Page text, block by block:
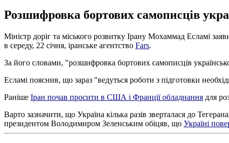
Розшифровка бортових самописців
Міністр доріг та міського розвитку Ірану Мохаммад Есламі
в середу, 22 січня, іранське агентство Fars.
За його словами, "розшифровка бортових самописців
Есламі пояснив, що зараз "ведуться роботи з підготовки
Раніше Іран почав просити в США і Франції обладнання для
Варто зазначити, що Україна кілька разів зверталася до
президентом Володимиром Зеленським обіцяв, що Україні